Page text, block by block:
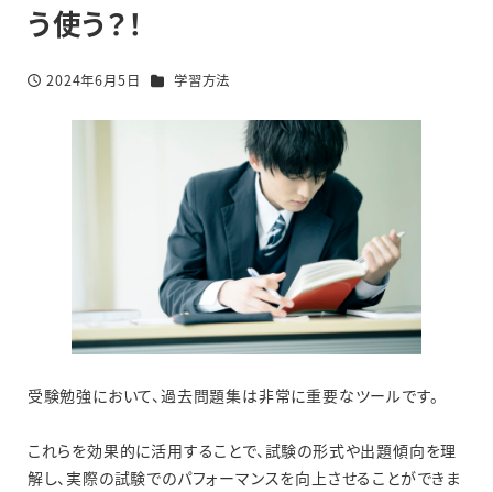
う使う？！
投稿日
2024年6月5日 カテゴリー
学習方法
受験勉強において、過去問題集は非常に重要なツールです。
これらを効果的に活用することで、試験の形式や出題傾向を理
解し、実際の試験でのパフォーマンスを向上させることができま